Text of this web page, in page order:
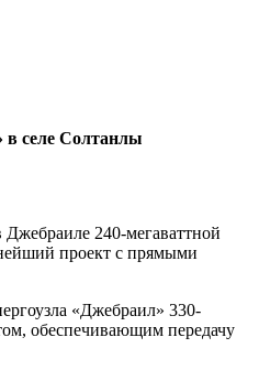
в селе Солтанлы
240-мегаваттной
проект с прямыми
«Джебраил» 330-
обеспечивающим передачу